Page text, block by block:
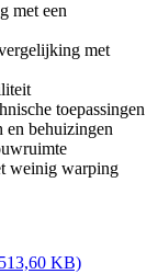
met een
met
toepassingen
en behuizingen
weinig warping
KB)